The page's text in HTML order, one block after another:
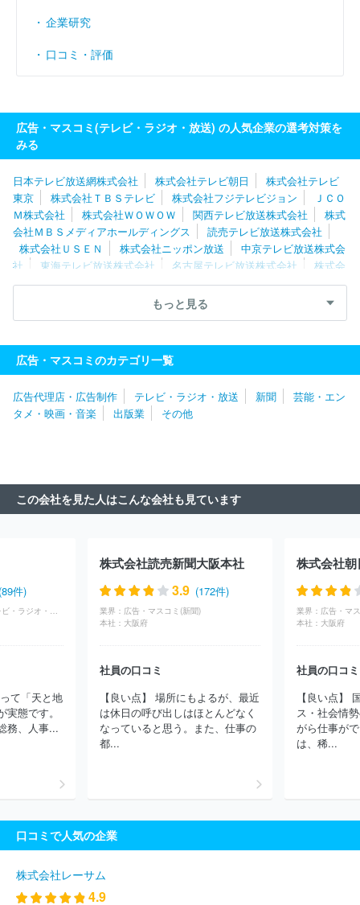
企業研究
口コミ・評価
広告・マスコミ(テレビ・ラジオ・放送) の人気企業の選考対策を
みる
日本テレビ放送網株式会社 株式会社テレビ朝日
株式会社テレビ
東京
株式会社ＴＢＳテレビ 株式会社フジテレビジョン
ＪＣＯ
Ｍ株式会社
株式会社ＷＯＷＯＷ 関西テレビ放送株式会社
株式
会社ＭＢＳメディアホールディングス
読売テレビ放送株式会社
株式会社ＵＳＥＮ
株式会社ニッポン放送
中京テレビ放送株式会
社
東海テレビ放送株式会社 名古屋テレビ放送株式会社
株式会
社ＴＢＳスパークル
スカパーＪＳＡＴ株式会社
テレビ大阪株式
株式会社ＴＢＳラジオ 株式会社テレビ西日本
株式会社文
化放送
社ＭＢＳ企画
テレビ愛知株式会社
イッツ・コミュニケーション
ズ株式会社
札幌テレビ放送株式会社
株式会社東日本放送
株式会社静岡朝日テレビ
株式会社ＢＳ日テ
レ
株式会社宮城テレビ放送 株式会社ＢＳ－ＴＢＳ
静岡放送株式会社
株式会社テレビ新広島 北海道放送株式会社
もっと見る
広告・マスコミのカテゴリ一覧
広告代理店・広告制作 テレビ・ラジオ・放送 新聞
芸能・エン
タメ・映画・音楽
出版業 その他
この会社を見た人はこんな会社も見ています
件)
広告・マスコミ(テレビ・ラジオ・放送)
て「天と地
態です。
務、人事...
株式会社読売新聞大阪本社
3.9 (172件)
業界： 広告・マスコミ(新聞)
本社： 大阪府
社員の口コミ
【良い点】 場所にもよるが、最近
は休日の呼び出しはほとんどなく
なっていると思う。また、仕事の
都...
株式会社
業界： 広告・マ
本社： 大阪府
社員の口コミ
【良い点】
ス・社会情
がら仕事が
は、稀...
口コミで人気の企業
株式会社レーサム
4.9